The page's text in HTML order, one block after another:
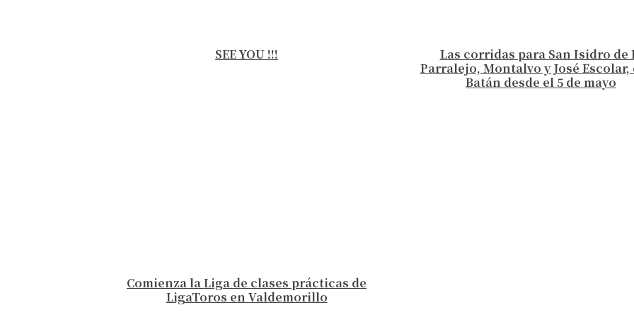
SEE YOU !!!
Las corridas para San Isidro de
Parralejo, Montalvo y José Escolar,
Batán desde el 5 de mayo
Comienza la Liga de clases prácticas de
LigaToros en Valdemorillo